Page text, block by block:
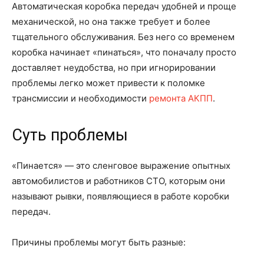
Автоматическая коробка передач удобней и проще
механической, но она также требует и более
тщательного обслуживания. Без него со временем
коробка начинает «пинаться», что поначалу просто
доставляет неудобства, но при игнорировании
проблемы легко может привести к поломке
трансмиссии и необходимости ремонта АКПП.
Суть проблемы
«Пинается» — это сленговое выражение опытных
автомобилистов и работников СТО, которым они
называют рывки, появляющиеся в работе коробки
передач.
Причины проблемы могут быть разные: